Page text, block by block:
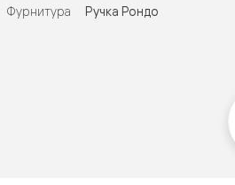
Фурнитура
Ручка Рондо